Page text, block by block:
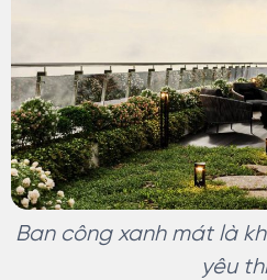
Ban công xanh mát là
yêu